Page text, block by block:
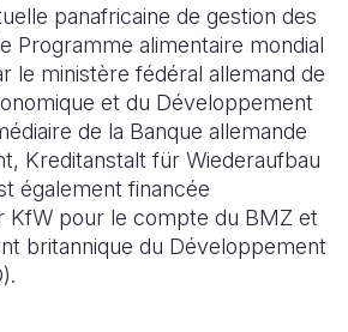
panafricaine de gestion des
Programme alimentaire mondial
le ministère fédéral allemand de
et du Développement
de la Banque allemande
Kreditanstalt für Wiederaufbau
également financée
KfW pour le compte du BMZ et
britannique du Développement